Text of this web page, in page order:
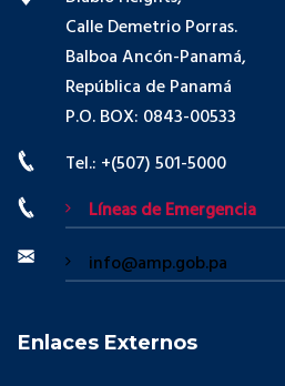
Calle Demetrio Porras.
Balboa Ancón-Panamá,
República de Panamá
P.O. BOX: 0843-00533
Tel.: +(507) 501-5000
Líneas de Emergencia
info@amp.gob.pa
Enlaces Externos